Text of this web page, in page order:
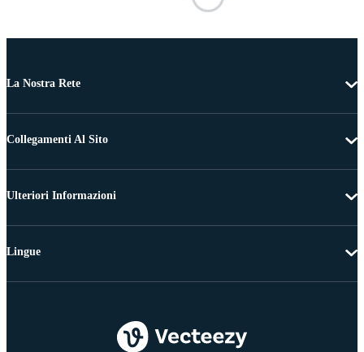
La Nostra Rete
Collegamenti Al Sito
Ulteriori Informazioni
Lingue